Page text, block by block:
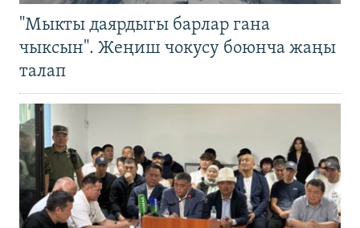
"Мыкты даярдыгы барлар гана
чыксын". Жеңиш чокусу боюнча жаңы
талап